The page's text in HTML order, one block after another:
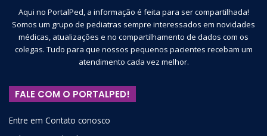
Aqui no PortalPed, a informação é feita para ser compartilhada!
Somos um grupo de pediatras sempre interessados em novidades
médicas, atualizações e no compartilhamento de dados com os
colegas. Tudo para que nossos pequenos pacientes recebam um
atendimento cada vez melhor.
FALE COM O PORTALPED!
Entre em Contato conosco